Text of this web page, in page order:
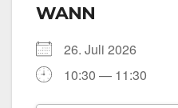
WANN
26. Juli 2026
10:30 — 11:30